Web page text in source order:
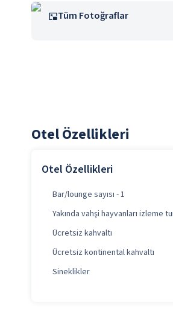
Tüm Fotoğraflar
Otel Özellikleri
Otel Özellikleri
Bar/lounge sayısı - 1
Yakında vahşi hayvanları izleme
Ücretsiz kahvaltı
Ücretsiz kontinental kahvaltı
Sineklikler